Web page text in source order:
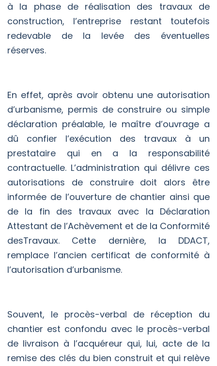
à la phase de réalisation des travaux de
construction, l’entreprise restant toutefois
redevable de la levée des éventuelles
réserves.
En effet, après avoir obtenu une autorisation
d’urbanisme, permis de construire ou simple
déclaration préalable, le maître d’ouvrage a
dû confier l’exécution des travaux à un
prestataire qui en a la responsabilité
contractuelle. L’administration qui délivre ces
autorisations de construire doit alors être
informée de l’ouverture de chantier ainsi que
de la fin des travaux avec la Déclaration
Attestant de l’Achèvement et de la Conformité
desTravaux. Cette dernière, la DDACT,
remplace l’ancien certificat de conformité à
l’autorisation d’urbanisme.
Souvent, le procès-verbal de réception du
chantier est confondu avec le procès-verbal
de livraison à l’acquéreur qui, lui, acte de la
remise des clés du bien construit et qui relève